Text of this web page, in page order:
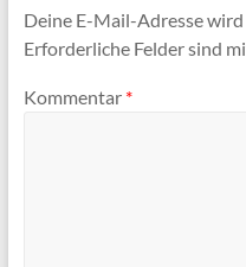
Deine E-Mail-Adresse
Erforderliche Felder sind
Kommentar *